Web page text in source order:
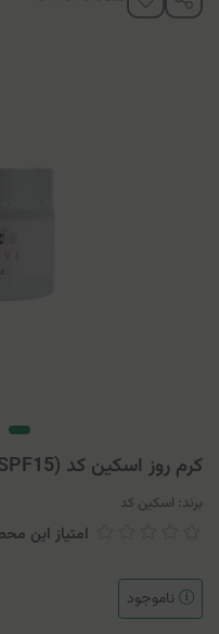
کرم روز اسکین کد (SPF15)
برند: اسکین کد
امتیاز این
ناموجود